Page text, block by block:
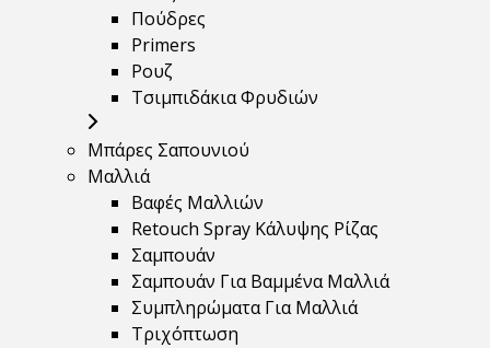
Πούδρες
Primers
Ρουζ
Τσιμπιδάκια Φρυδιών
Μπάρες Σαπουνιού
Μαλλιά
Βαφές Μαλλιών
Retouch Spray Κάλυψης Ρίζας
Σαμπουάν
Σαμπουάν Για Βαμμένα Μαλλιά
Συμπληρώματα Για Μαλλιά
Τριχόπτωση